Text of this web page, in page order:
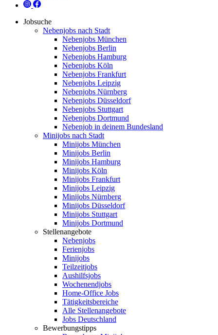
Jobsuche
Nebenjobs nach Stadt
Nebenjobs München
Nebenjobs Berlin
Nebenjobs Hamburg
Nebenjobs Köln
Nebenjobs Frankfurt
Nebenjobs Leipzig
Nebenjobs Nürnberg
Nebenjobs Düsseldorf
Nebenjobs Stuttgart
Nebenjobs Dortmund
Nebenjob in deinem Bundesland
Minijobs nach Stadt
Minijobs München
Minijobs Berlin
Minijobs Hamburg
Minijobs Köln
Minijobs Frankfurt
Minijobs Leipzig
Minijobs Nürnberg
Minijobs Düsseldorf
Minijobs Stuttgart
Minijobs Dortmund
Stellenangebote
Nebenjobs
Ferienjobs
Minijobs
Teilzeitjobs
Aushilfsjobs
Wochenendjobs
Home-Office Jobs
Tätigkeitsbereiche
Alle Stellenangebote
Jobs Deutschland
Bewerbungstipps